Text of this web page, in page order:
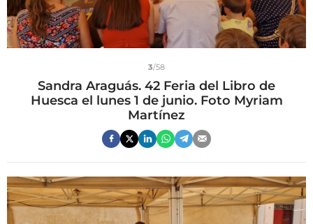
3/58
Sandra Araguás. 42 Feria del Libro de
Huesca el lunes 1 de junio. Foto Myriam
Martínez